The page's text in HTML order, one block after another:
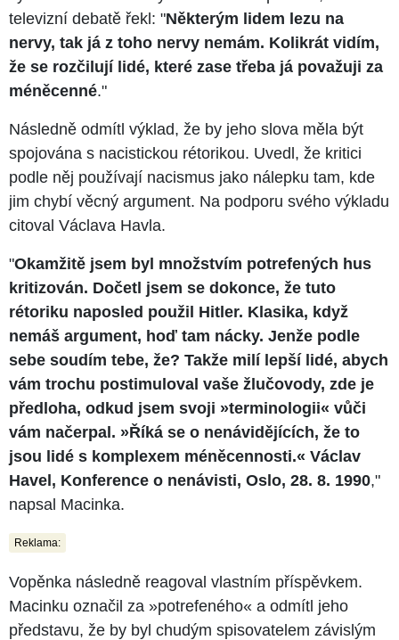
televizní debatě řekl: "Některým lidem lezu na
nervy, tak já z toho nervy nemám. Kolikrát vidím,
že se rozčilují lidé, které zase třeba já považuji za
méněcenné."
Následně odmítl výklad, že by jeho slova měla být
spojována s nacistickou rétorikou. Uvedl, že kritici
podle něj používají nacismus jako nálepku tam, kde
jim chybí věcný argument. Na podporu svého výkladu
citoval Václava Havla.
"Okamžitě jsem byl množstvím potrefených hus
kritizován. Dočetl jsem se dokonce, že tuto
rétoriku naposled použil Hitler. Klasika, když
nemáš argument, hoď tam nácky. Jenže podle
sebe soudím tebe, že? Takže milí lepší lidé, abych
vám trochu postimuloval vaše žlučovody, zde je
předloha, odkud jsem svoji »terminologii« vůči
vám načerpal. »Říká se o nenávidějících, že to
jsou lidé s komplexem méněcennosti.« Václav
Havel, Konference o nenávisti, Oslo, 28. 8. 1990,"
napsal Macinka.
Reklama:
Vopěnka následně reagoval vlastním příspěvkem.
Macinku označil za »potrefeného« a odmítl jeho
představu, že by byl chudým spisovatelem závislým